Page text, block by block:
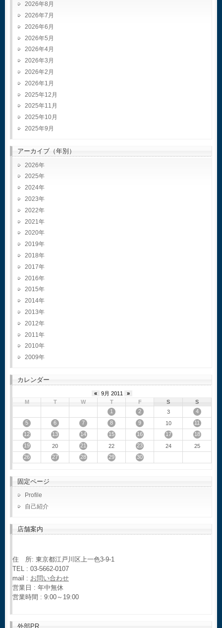
2026年8月
2026年7月
2026年6月
2026年5月
2026年4月
2026年3月
2026年2月
2026年1月
2025年12月
2025年11月
2025年10月
2025年9月
アーカイブ（年別）
2026
2025
2024
2023
2022
2021
2020
2019
2018
2017
2016
2015
2014
2013
2012
2011
2010
2009
カレンダー
« 9月 2011
»
M
T W T F S
S
1
2 3
4
5
6 7 8 9 10
11
12
13 14 15 16 17
18
19
20 21 22 23 24
25
26
27 28 29 30
固定ページ
Profile
自己紹介
店舗案内
住 所: 東京都江戸川区上一色3-9-1
TEL : 03-5662-0107
mail : お問い合わせ
営業日 : 年中無休
営業時間 : 9:00～19:00
外部PR